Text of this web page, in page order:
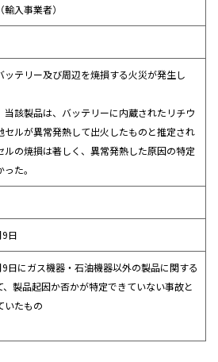
入事業者）
ッテリー及び周辺を焼損する火災が発生し
当該製品は、バッテリーに内蔵されたリチウ
セルが異常発熱して出火したものと推定され
ルの焼損は著しく、異常発熱した原因の特定
た。
日
日にガス機器・石油機器以外の製品に関する
、製品起因か否かが特定できていない事故と
いたもの